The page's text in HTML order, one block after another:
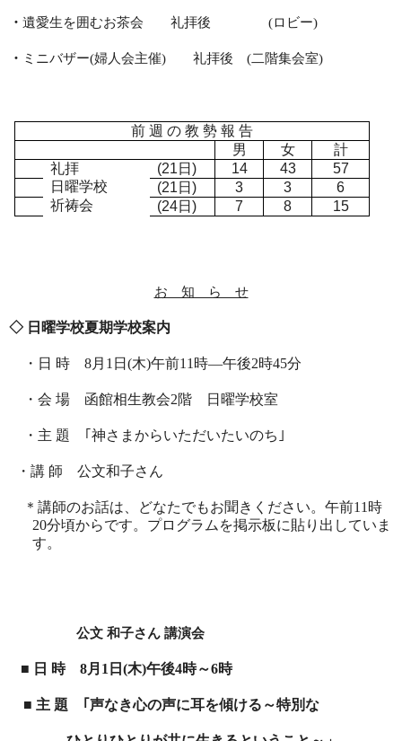
・ 遺愛生を囲むお茶会 礼拝後 (ロビー)
・ ミニバザー(婦人会主催) 礼拝後 (二階集会室)
前 週 の 教 勢 報 告
男
女
計
礼拝
(21 日 ) 14 43
57
日曜学校
(21 日 ) 3 3
6
祈祷会
(24日 ) 7 8 15
お 知 ら せ
◇ 日曜学校夏期学校案内
・日 時 8月 1 日 (木)午前11 時―午後2時45分
・会 場 函館相生教会2階 日曜学校室
・主 題 ｢神さまからいただいたいのち｣
・講 師 公文和子さん
＊講師のお話は、どなたでもお聞きください。午前11 時
20分頃からです。プログラムを掲示板に貼り出していま
す。
公文 和子さん 講演会
■ 日 時 8月 1 日 (木)午後4時～6時
■ 主 題 ｢声なき心の声に耳を傾ける～特別な